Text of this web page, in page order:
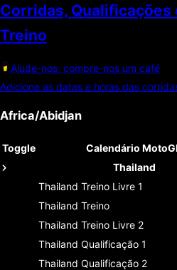
Corridas, Qualificações
Treino
Ajude-nos, compre-nos um café
Adicione as datas e horas das
Africa/Abidjan
Toggle Calendário
Thailand
Thailand Treino Livre 1
Thailand Treino
Thailand Treino Livre 2
Thailand Qualificação 1
Thailand Qualificação 2